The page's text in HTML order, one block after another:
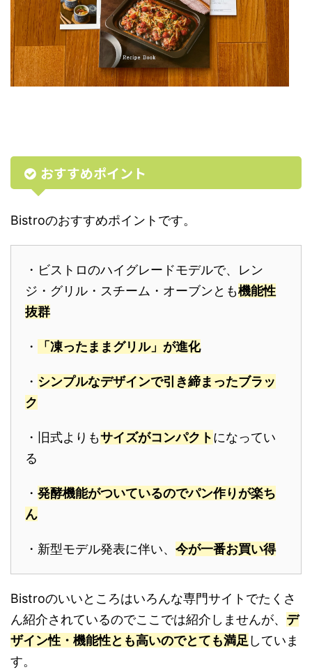
おすすめポイント
Bistroのおすすめポイントです。
・ビストロのハイグレードモデルで、レン
ジ・グリル・スチーム・オーブンとも機能性
抜群
・ 「凍ったままグリル」が進化
・ シンプルなデザインで引き締まったブラッ
ク
・旧式よりもサイズがコンパクトになってい
る
・ 発酵機能がついているのでパン作りが楽ち
ん
・新型モデル発表に伴い、 今が一番お買い得
Bistroのいいところはいろんな専門サイトでたくさ
ん紹介されているのでここでは紹介しませんが、 デ
ザイン性・機能性とも高いのでとても満足 していま
す。